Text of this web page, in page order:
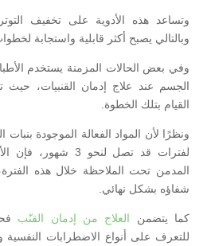
وتساعد هذه الأدوية على تخفيف
وبالتالي يصبح أكثر قابلية واستجابة
وفي بعض الحالات المزمنة يستخدم
الجسم عند علاج إدمان القنبيات،
القيام بتلك الخطوة.
ونظرًا لأن المواد الفعالة الموجودة
لفترات قد تصل
المدمن تحت الملاحظة خلال هذه
شفاؤه بشكل نهائي.
كما يتضمن العلاج من إدمان القنّب
للتعرف على أنواع الاضطرابات النفسية